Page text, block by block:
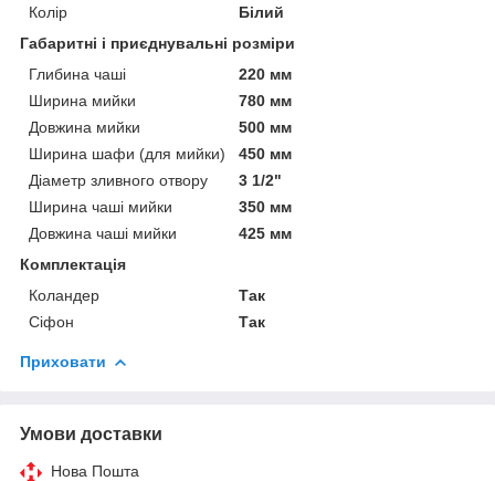
Колір
Білий
Габаритні і приєднувальні розміри
Глибина чаші
220 мм
Ширина мийки
780 мм
Довжина мийки
500 мм
Ширина шафи (для мийки)
450 мм
Діаметр зливного отвору
3 1/2"
Ширина чаші мийки
350 мм
Довжина чаші мийки
425 мм
Комплектація
Коландер
Так
Сіфон
Так
Приховати
Умови доставки
Нова Пошта